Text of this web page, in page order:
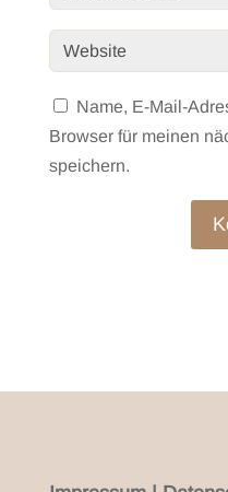
Name, E-Mail-
Browser für meinen
speichern.